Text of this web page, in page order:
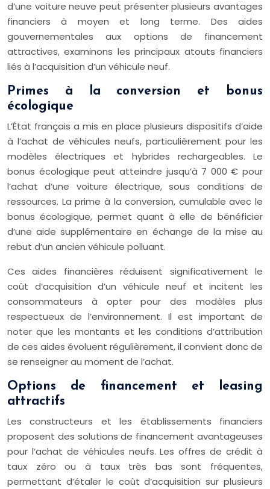
d’une voiture neuve peut présenter plusieurs avantages
financiers à moyen et long terme. Des aides
gouvernementales aux options de financement
attractives, examinons les principaux atouts financiers
liés à l’acquisition d’un véhicule neuf.
Primes à la conversion et bonus
écologique
L’État français a mis en place plusieurs dispositifs d’aide
à l’achat de véhicules neufs, particulièrement pour les
modèles électriques et hybrides rechargeables. Le
bonus écologique peut atteindre jusqu’à 7 000 € pour
l’achat d’une voiture électrique, sous conditions de
ressources. La prime à la conversion, cumulable avec le
bonus écologique, permet quant à elle de bénéficier
d’une aide supplémentaire en échange de la mise au
rebut d’un ancien véhicule polluant.
Ces aides financières réduisent significativement le
coût d’acquisition d’un véhicule neuf et incitent les
consommateurs à opter pour des modèles plus
respectueux de l’environnement. Il est important de
noter que les montants et les conditions d’attribution
de ces aides évoluent régulièrement, il convient donc de
se renseigner au moment de l’achat.
Options de financement et leasing
attractifs
Les constructeurs et les établissements financiers
proposent des solutions de financement avantageuses
pour l’achat de véhicules neufs. Les offres de crédit à
taux zéro ou à taux très bas sont fréquentes,
permettant d’étaler le coût d’acquisition sur plusieurs